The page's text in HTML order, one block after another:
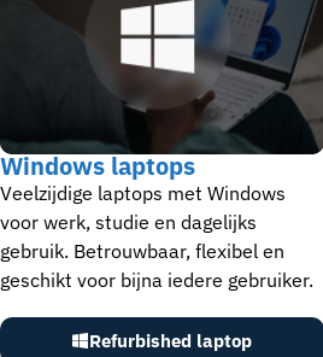
Windows laptops
Veelzijdige laptops met Windows
voor werk, studie en dagelijks
gebruik. Betrouwbaar, flexibel en
geschikt voor bijna iedere gebruiker.
Refurbished laptop